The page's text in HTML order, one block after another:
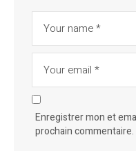
Enregistrer mon et
prochain commentaire.